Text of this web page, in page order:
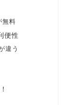
無料
便性
違う